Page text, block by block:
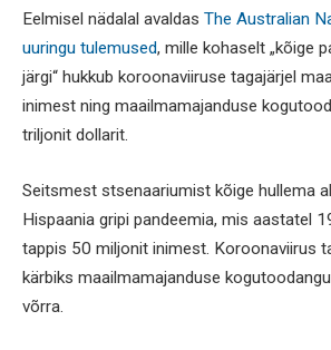
Eelmisel nädalal avaldas The Australian
uuringu tulemused, mille kohaselt „kõige
järgi“ hukkub koroonaviiruse tagajärjel
inimest ning maailmamajanduse
triljonit dollarit.
Seitsmest stsenaariumist kõige hullema
Hispaania gripi pandeemia, mis aastatel
tappis 50 miljonit inimest. Koroonaviirus
kärbiks maailmamajanduse
võrra.